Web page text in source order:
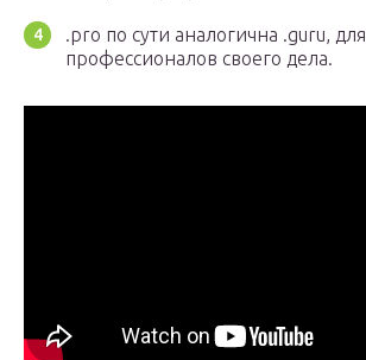
.pro по сути аналогична .guru, для
профессионалов своего дела.